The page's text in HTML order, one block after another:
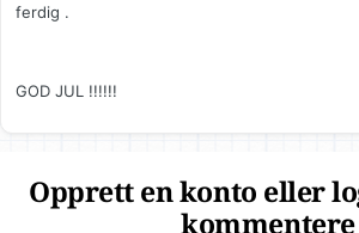
ferdig .
GOD JUL !!!!!!
Opprett en konto eller
kommentere